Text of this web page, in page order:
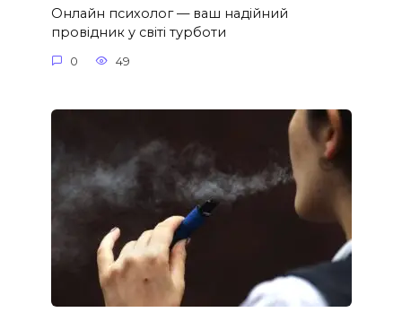
Онлайн психолог — ваш надійний
провідник у світі турботи
0 49